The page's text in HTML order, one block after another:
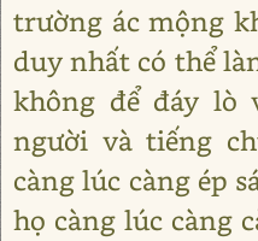
trường ác mộng
duy nhất có thể
không để đáy lò
người và tiếng
càng lúc càng ép
họ càng lúc càng